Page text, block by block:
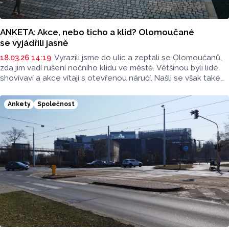
ANKETA: Akce, nebo ticho a klid? Olomoučané
se vyjádřili jasně
18.03.26 14:19 Vyrazili jsme do ulic a zeptali se Olomoučanů,
zda jim vadí rušení nočního klidu ve městě. Většinou byli lidé
shovívaví a akce vítají s otevřenou náručí. Našli se však také
Ankety Společnost